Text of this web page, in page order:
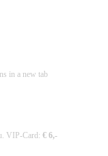
in a new tab
VIP-Card: € 6,-